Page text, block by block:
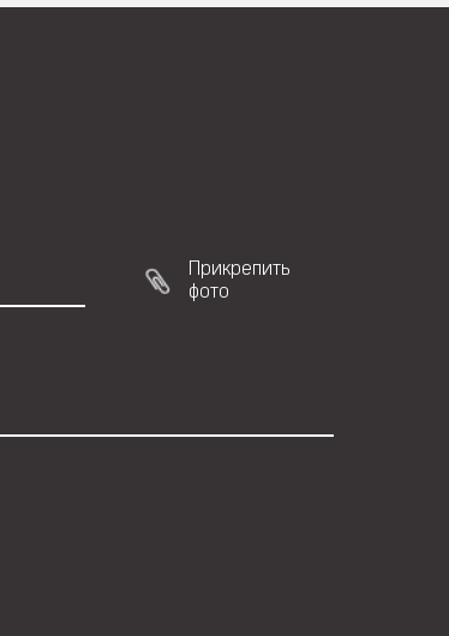
Прикрепить
фото